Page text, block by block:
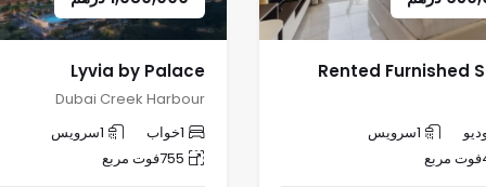
Rented Furnished
1سرویس
فوت مربع
Lyvia by Palace
Dubai Creek Harbour
1خواب 1سرویس
755فوت مربع